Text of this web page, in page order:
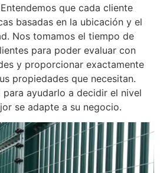
que cada cliente
basadas en la ubicación y el
Nos tomamos el tiempo de
para poder evaluar con
y proporcionar exactamente
propiedades que necesitan.
ayudarlo a decidir el nivel
se adapte a su negocio.